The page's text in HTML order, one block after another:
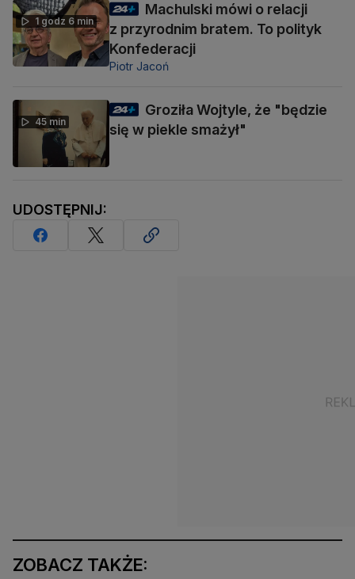
1 godz 6 min
Machulski mówi o relacji
z przyrodnim bratem. To polityk
Konfederacji
Piotr Jacoń
45 min
Groziła Wojtyle, że "będzie
się w piekle smażył"
UDOSTĘPNIJ:
ZOBACZ TAKŻE: